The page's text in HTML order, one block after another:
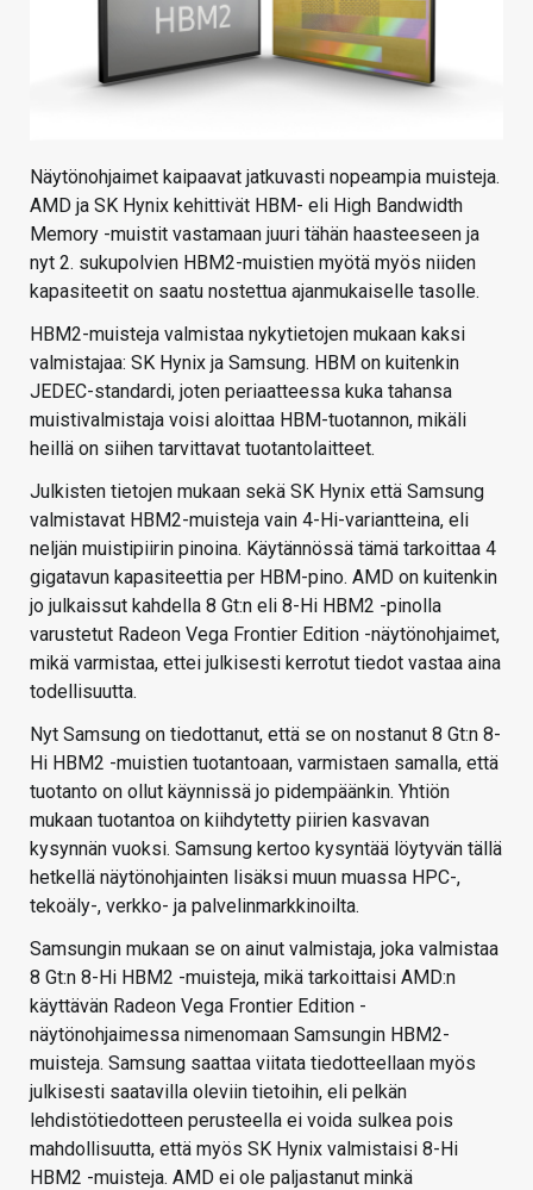
Näytönohjaimet kaipaavat jatkuvasti nopeampia muisteja.
AMD ja SK Hynix kehittivät HBM- eli High Bandwidth
Memory -muistit vastamaan juuri tähän haasteeseen ja
nyt 2. sukupolvien HBM2-muistien myötä myös niiden
kapasiteetit on saatu nostettua ajanmukaiselle tasolle.
HBM2-muisteja valmistaa nykytietojen mukaan kaksi
valmistajaa: SK Hynix ja Samsung. HBM on kuitenkin
JEDEC-standardi, joten periaatteessa kuka tahansa
muistivalmistaja voisi aloittaa HBM-tuotannon, mikäli
heillä on siihen tarvittavat tuotantolaitteet.
Julkisten tietojen mukaan sekä SK Hynix että Samsung
valmistavat HBM2-muisteja vain 4-Hi-variantteina, eli
neljän muistipiirin pinoina. Käytännössä tämä tarkoittaa 4
gigatavun kapasiteettia per HBM-pino. AMD on kuitenkin
jo julkaissut kahdella 8 Gt:n eli 8-Hi HBM2 -pinolla
varustetut Radeon Vega Frontier Edition -näytönohjaimet,
mikä varmistaa, ettei julkisesti kerrotut tiedot vastaa aina
todellisuutta.
Nyt Samsung on tiedottanut, että se on nostanut 8 Gt:n 8-
Hi HBM2 -muistien tuotantoaan, varmistaen samalla, että
tuotanto on ollut käynnissä jo pidempäänkin. Yhtiön
mukaan tuotantoa on kiihdytetty piirien kasvavan
kysynnän vuoksi. Samsung kertoo kysyntää löytyvän tällä
hetkellä näytönohjainten lisäksi muun muassa HPC-,
tekoäly-, verkko- ja palvelinmarkkinoilta.
Samsungin mukaan se on ainut valmistaja, joka valmistaa
8 Gt:n 8-Hi HBM2 -muisteja, mikä tarkoittaisi AMD:n
käyttävän Radeon Vega Frontier Edition -
näytönohjaimessa nimenomaan Samsungin HBM2-
muisteja. Samsung saattaa viitata tiedotteellaan myös
julkisesti saatavilla oleviin tietoihin, eli pelkän
lehdistötiedotteen perusteella ei voida sulkea pois
mahdollisuutta, että myös SK Hynix valmistaisi 8-Hi
HBM2 -muisteja. AMD ei ole paljastanut minkä